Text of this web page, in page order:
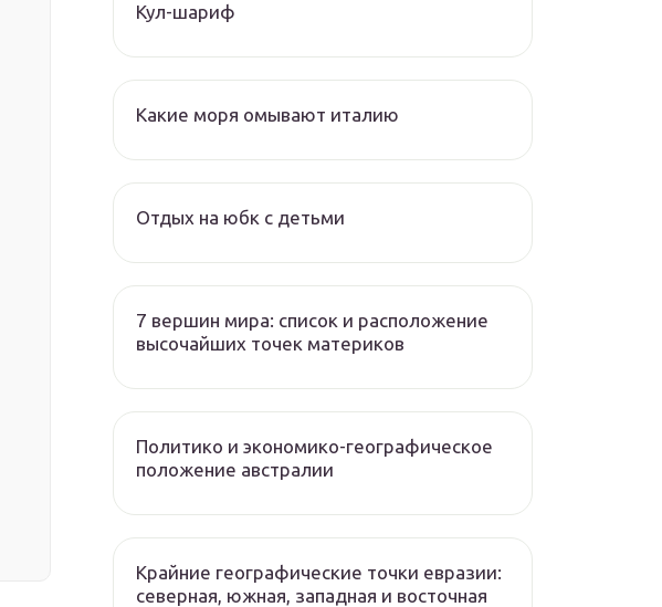
Кул-шариф
Какие моря омывают италию
Отдых на юбк с детьми
7 вершин мира: список и расположение
высочайших точек материков
Политико и экономико-географическое
положение австралии
Крайние географические точки евразии:
северная, южная, западная и восточная